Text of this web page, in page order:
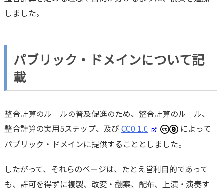
しました。
パブリック・ドメインについて記
載
整合計算のルールの普及促進のため、整合計算のルール、
整合計算の実用5ステップ、及び CC0 1.0
によって
パブリック・ドメインに提供することとしました。
したがって、それらのページは、たとえ営利目的であって
も、許可を得ずに複製、改変・翻案、配布、上演・演奏す